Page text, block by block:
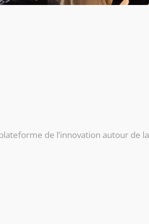
de l’innovation autour de la